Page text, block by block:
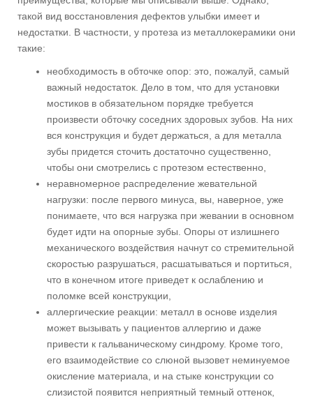
такой вид восстановления дефектов улыбки имеет и
недостатки. В частности, у протеза из металлокерамики они
такие:
необходимость в обточке опор: это, пожалуй, самый
важный недостаток. Дело в том, что для установки
мостиков в обязательном порядке требуется
произвести обточку соседних здоровых зубов. На них
вся конструкция и будет держаться, а для металла
зубы придется сточить достаточно существенно,
чтобы они смотрелись с протезом естественно,
неравномерное распределение жевательной
нагрузки: после первого минуса, вы, наверное, уже
понимаете, что вся нагрузка при жевании в основном
будет идти на опорные зубы. Опоры от излишнего
механического воздействия начнут со стремительной
скоростью разрушаться, расшатываться и портиться,
что в конечном итоге приведет к ослаблению и
поломке всей конструкции,
аллергические реакции: металл в основе изделия
может вызывать у пациентов аллергию и даже
привести к гальваническому синдрому. Кроме того,
его взаимодействие со слюной вызовет неминуемое
окисление материала, и на стыке конструкции со
слизистой появится неприятный темный оттенок,